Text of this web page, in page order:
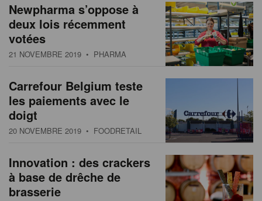
Newpharma s’oppose à
deux lois récemment
votées
21 NOVEMBRE 2019 • PHARMA
Carrefour Belgium teste
les paiements avec le
doigt
20 NOVEMBRE 2019 • FOODRETAIL
Innovation : des crackers
à base de drêche de
brasserie